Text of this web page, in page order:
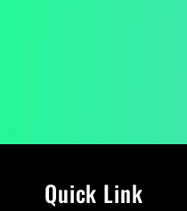
Quick Link